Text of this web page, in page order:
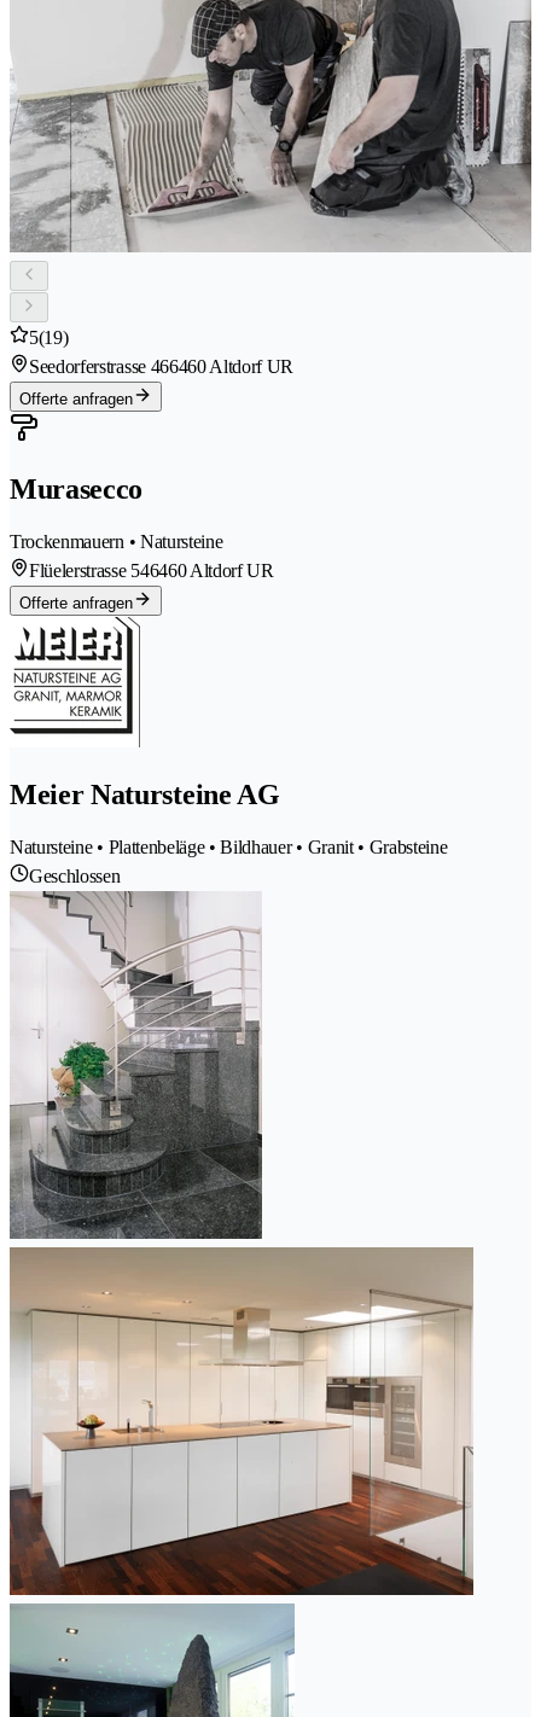
5(19)
Seedorferstrasse 466460 Altdorf UR
Offerte anfragen
Murasecco
Trockenmauern • Natursteine
Flüelerstrasse 546460 Altdorf UR
Offerte anfragen
Meier Natursteine AG
Natursteine • Plattenbeläge • Bildhauer • Granit • Grabsteine
Geschlossen